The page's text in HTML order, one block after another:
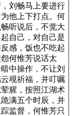
刘畅马上要进行
他上下打点。何
听说后，不觉大
自己，对自己是
感，饭也不吃起
何惟芳说话太
中操作，不让刘
覌祈福，并叮嘱
腥，按照江湖术
满五个时辰，并
监督，何惟芳只